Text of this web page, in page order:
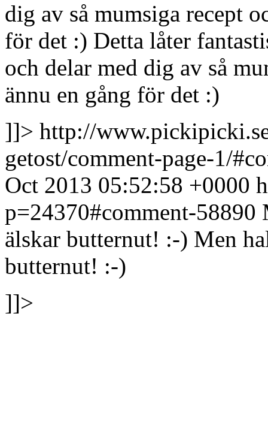
dig av så mumsiga recept
för det :) Detta låter
och delar med dig av så
ännu en gång för det :)
]]> http://
getost/comment-page-1/
Oct 2013 05:52:58 +0000
p=24370#comment-58890
älskar butternut! :-) Men
butternut! :-)
]]>